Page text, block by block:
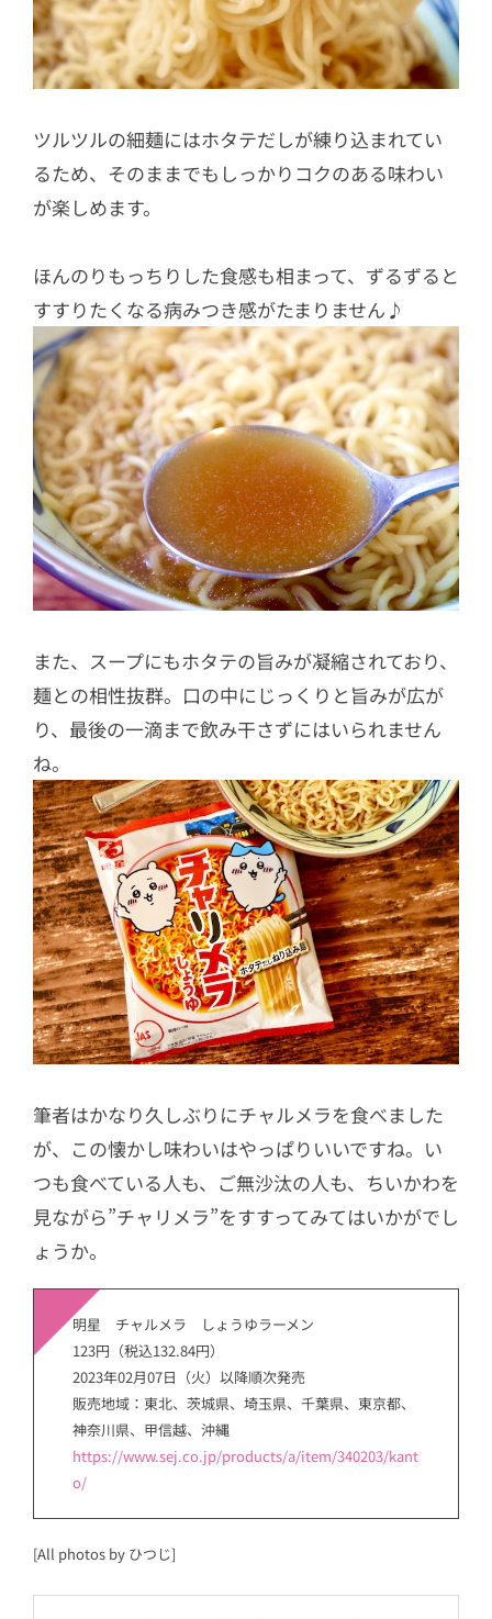
ツルツルの細麺にはホタテだしが練り込まれてい
るため、そのままでもしっかりコクのある味わい
が楽しめます。
ほんのりもっちりした食感も相まって、ずるずると
すすりたくなる病みつき感がたまりません♪
また、スープにもホタテの旨みが凝縮されており、
麺との相性抜群。口の中にじっくりと旨みが広が
り、最後の一滴まで飲み干さずにはいられません
ね。
筆者はかなり久しぶりにチャルメラを食べました
が、この懐かし味わいはやっぱりいいですね。い
つも食べている人も、ご無沙汰の人も、ちいかわを
見ながら”チャリメラ”をすすってみてはいかがでし
ょうか。
明星 チャルメラ しょうゆラーメン
123円（税込132.84円）
2023年02月07日（火）以降順次発売
販売地域：東北、茨城県、埼玉県、千葉県、東京都、
神奈川県、甲信越、沖縄
https://www.sej.co.jp/products/a/item/340203/kant
o/
[All photos by ひつじ]